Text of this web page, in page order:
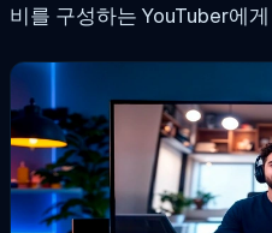
비를 구성하는 YouTuber에